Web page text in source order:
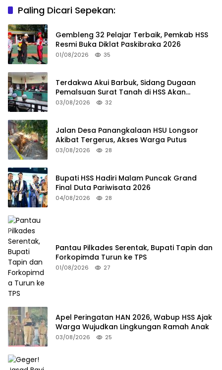
Paling Dicari Sepekan:
Gembleng 32 Pelajar Terbaik, Pemkab HSS
Resmi Buka Diklat Paskibraka 2026
01/08/2026 35
Terdakwa Akui Barbuk, Sidang Dugaan
Pemalsuan Surat Tanah di HSS Akan
Berlanjut Tuntutan JPU
03/08/2026 32
Jalan Desa Panangkalaan HSU Longsor
Akibat Tergerus, Akses Warga Putus
03/08/2026 28
Bupati HSS Hadiri Malam Puncak Grand
Final Duta Pariwisata 2026
04/08/2026 28
Pantau Pilkades Serentak, Bupati Tapin dan
Forkopimda Turun ke TPS
01/08/2026 27
Apel Peringatan HAN 2026, Wabup HSS Ajak
Warga Wujudkan Lingkungan Ramah Anak
03/08/2026 25